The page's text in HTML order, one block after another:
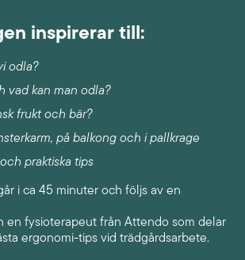
inspirerar till:
odla?
vad kan man odla?
frukt och bär?
på balkong och i pallkrage
praktiska tips
i ca 45 minuter och följs av en
en fysioterapeut från Attendo som delar
ergonomi-tips vid trädgårdsarbete.